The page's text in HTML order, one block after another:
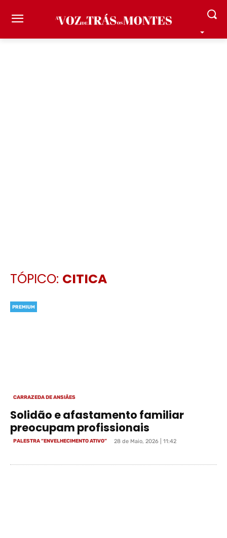
TÓPICO: CITICA
CARRAZEDA DE ANSIÃES
PREMIUM
Solidão e afastamento familiar
preocupam profissionais
PALESTRA “ENVELHECIMENTO ATIVO” 28 de Maio, 2026 | 11:42